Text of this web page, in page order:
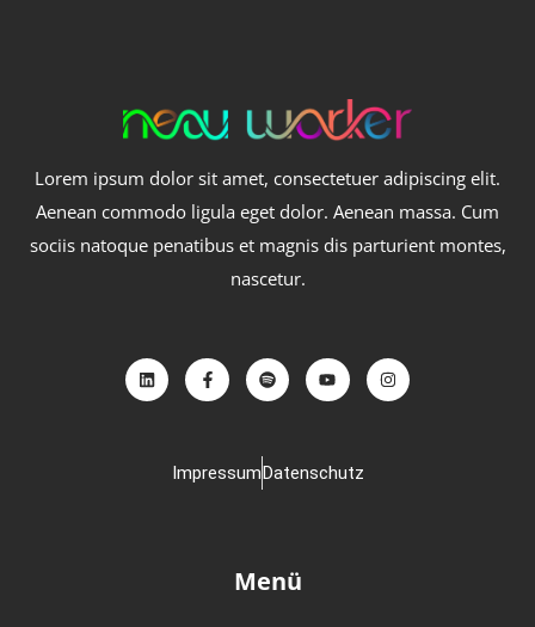
Lorem ipsum dolor sit amet, consectetuer adipiscing elit.
Aenean commodo ligula eget dolor. Aenean massa. Cum
sociis natoque penatibus et magnis dis parturient montes,
nascetur.
ImpressumDatenschutz
Menü